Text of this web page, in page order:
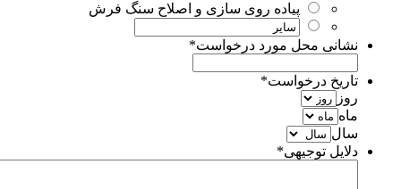
پیاده روی سازی و اصلاح سنگ فرش
نشانی محل مورد درخواست*
تاریخ درخواست*
روز
ماه
سال
دلایل توجیهی*